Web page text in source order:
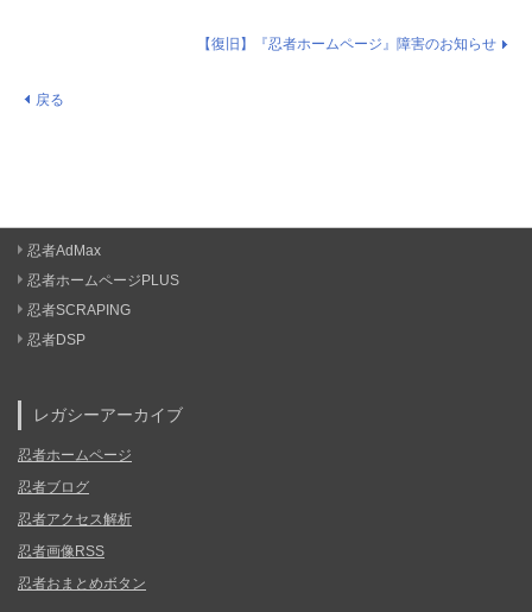
【復旧】『忍者ホームページ』障害のお知らせ
戻る
忍者AdMax
忍者ホームページPLUS
忍者SCRAPING
忍者DSP
レガシーアーカイブ
忍者ホームページ
忍者ブログ
忍者アクセス解析
忍者画像RSS
忍者おまとめボタン